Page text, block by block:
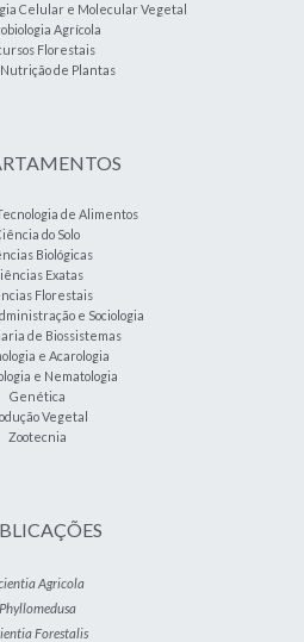
Celular e Molecular Vegetal
Agrícola
Florestais
Nutrição de Plantas
de Alimentos
do Solo
Biológicas
Exatas
Florestais
e Sociologia
de Biossistemas
e Acarologia
e Nematologia
Genética
Vegetal
Zootecnia
Agricola
Phyllomedusa
Forestalis